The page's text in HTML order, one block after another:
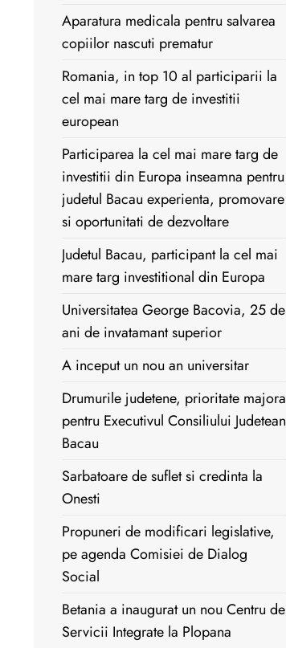
Aparatura medicala pentru salvarea
copiilor nascuti prematur
Romania, in top 10 al participarii la
cel mai mare targ de investitii
european
Participarea la cel mai mare targ de
investitii din Europa inseamna pentru
judetul Bacau experienta, promovare
si oportunitati de dezvoltare
Judetul Bacau, participant la cel mai
mare targ investitional din Europa
Universitatea George Bacovia, 25 de
ani de invatamant superior
A inceput un nou an universitar
Drumurile judetene, prioritate majora
pentru Executivul Consiliului Judetean
Bacau
Sarbatoare de suflet si credinta la
Onesti
Propuneri de modificari legislative,
pe agenda Comisiei de Dialog
Social
Betania a inaugurat un nou Centru de
Servicii Integrate la Plopana